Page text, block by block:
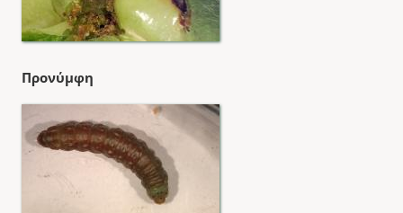
Προνύμφη